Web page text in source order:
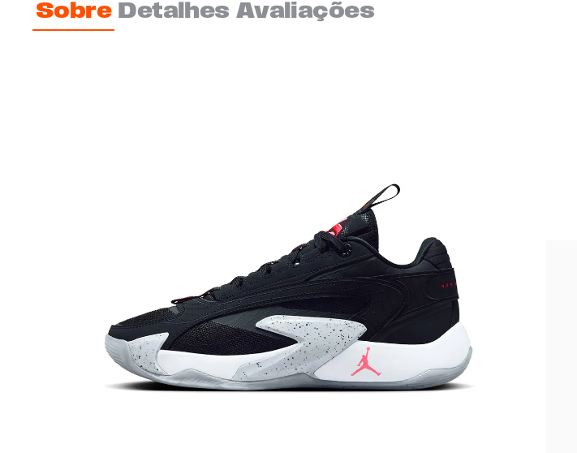
Sobre Detalhes Avaliações